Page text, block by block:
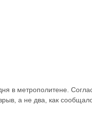
в метрополитене.
а не два, как